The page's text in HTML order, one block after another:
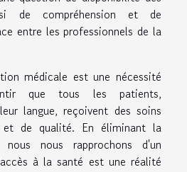
de compréhension et de
entre les professionnels de la
médicale est une nécessité
que tous les patients,
langue, reçoivent des soins
et de qualité. En éliminant la
nous nous rapprochons d'un
à la santé est une réalité